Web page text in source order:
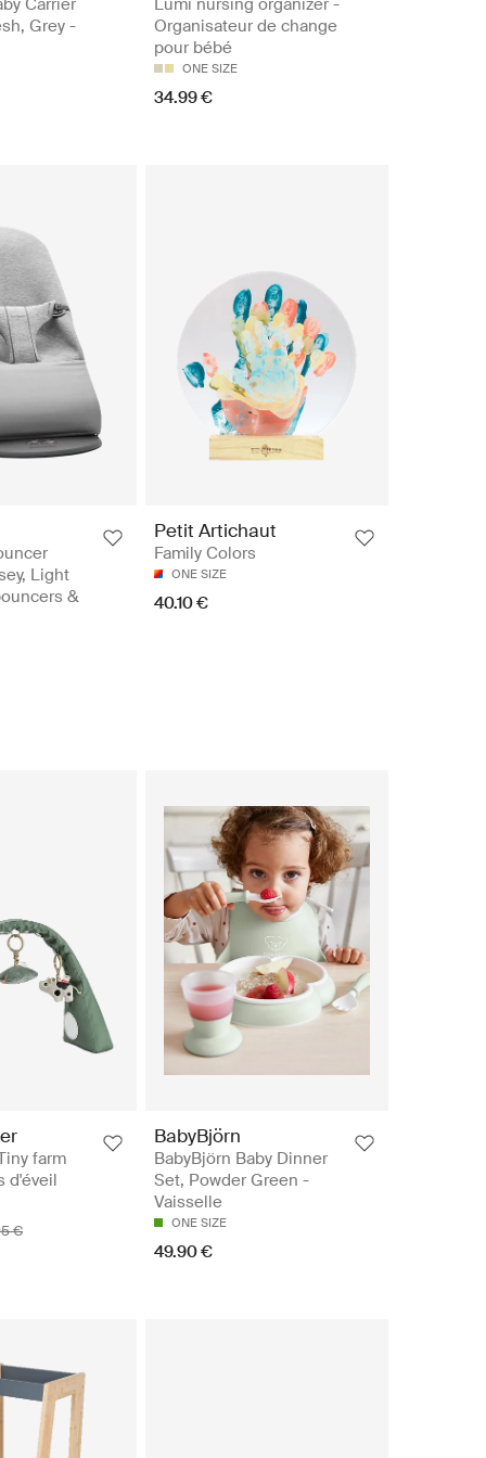
Grey -
Organisateur de change
pour bébé
ONE SIZE
34.99 €
Light
&
Petit Artichaut
Family Colors
ONE SIZE
40.10 €
farm
d'éveil
€
BabyBjörn
BabyBjörn Baby Dinner
Set, Powder Green -
Vaisselle
ONE SIZE
49.90 €